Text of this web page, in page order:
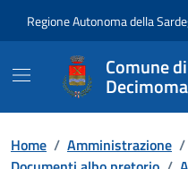
Regione Autonoma della
Comune di
Home / Amministrazione /